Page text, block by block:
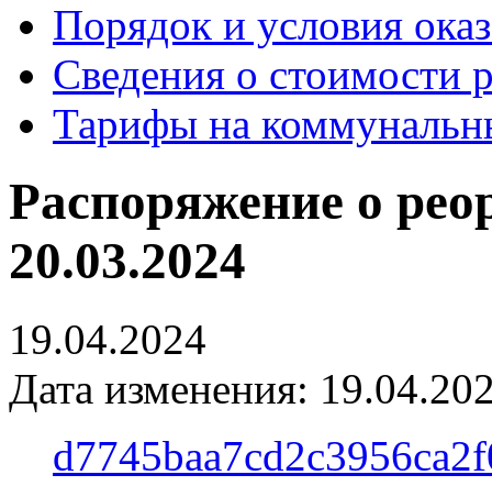
Порядок и условия
Сведения о стоимости
Тарифы на
Распоряжение о
20.03.2024
19.04.2024
Дата изменения: